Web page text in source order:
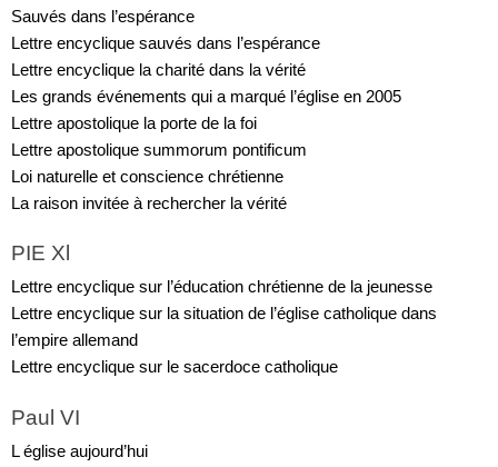
Sauvés dans l’espérance
Lettre encyclique sauvés dans l’espérance
Lettre encyclique la charité dans la vérité
Les grands événements qui a marqué l’église en 2005
Lettre apostolique la porte de la foi
Lettre apostolique summorum pontificum
Loi naturelle et conscience chrétienne
La raison invitée à rechercher la vérité
PIE Xl
Lettre encyclique sur l’éducation chrétienne de la jeunesse
Lettre encyclique sur la situation de l’église catholique dans
l’empire allemand
Lettre encyclique sur le sacerdoce catholique
Paul VI
L église aujourd’hui